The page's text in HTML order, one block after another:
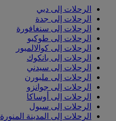
الرحلات إلى دبي
الرحلات إلى جدة
الرحلات إلى سنغافورة
الرحلات إلى طوكيو
الرحلات إلى كوالالمبور
الرحلات إلى بانكوك
الرحلات إلى سيدني
الرحلات إلى ملبورن
الرحلات إلى جوانزو
الرحلات إلى أوساكا
الرحلات إلى سيول
الرحلات إلى المدينة المنورة